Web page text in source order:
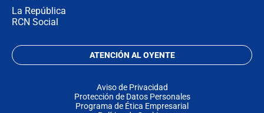
La República
RCN Social
ATENCIÓN AL OYENTE
Aviso de Privacidad
Protección de Datos Personales
Programa de Ética Empresarial